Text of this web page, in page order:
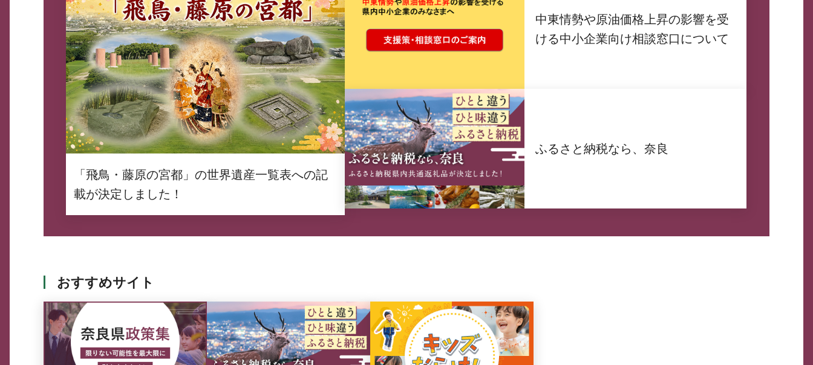
「飛鳥・藤原の宮都」の世界遺産一覧表への記
載が決定しました！
中東情勢や原油価格上昇の影響を受
ける中小企業向け相談窓口について
ふるさと納税なら、奈良
おすすめサイト